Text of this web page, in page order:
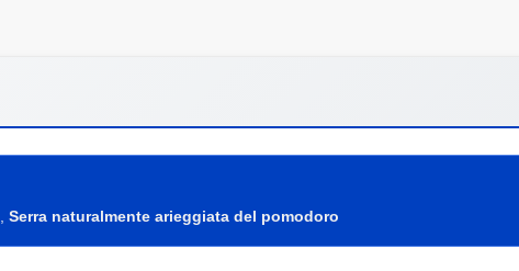
Serra naturalmente arieggiata del pomodoro